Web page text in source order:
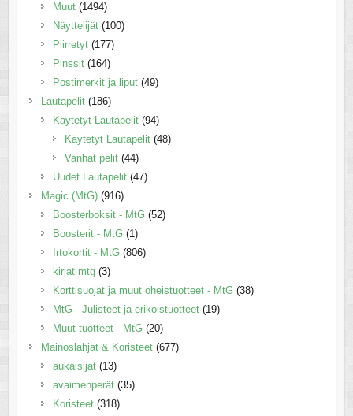
Muut (1494)
Näyttelijät (100)
Piirretyt (177)
Pinssit (164)
Postimerkit ja liput (49)
Lautapelit (186)
Käytetyt Lautapelit (94)
Käytetyt Lautapelit (48)
Vanhat pelit (44)
Uudet Lautapelit (47)
Magic (MtG) (916)
Boosterboksit - MtG (52)
Boosterit - MtG (1)
Irtokortit - MtG (806)
kirjat mtg (3)
Korttisuojat ja muut oheistuotteet - MtG (38)
MtG - Julisteet ja erikoistuotteet (19)
Muut tuotteet - MtG (20)
Mainoslahjat & Koristeet (677)
aukaisijat (13)
avaimenperät (35)
Koristeet (318)